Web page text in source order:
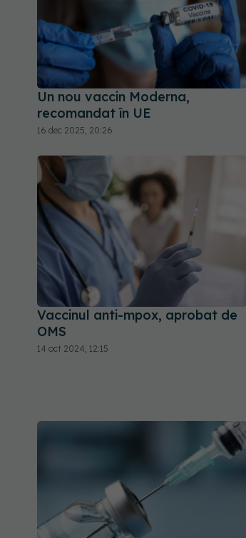
Un nou vaccin Moderna,
recomandat în UE
16 dec 2025, 20:26
Vaccinul anti-mpox, aprobat de
OMS
14 oct 2024, 12:15